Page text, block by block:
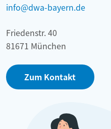
info@dwa-bayern.de
Friedenstr. 40
81671 München
Zum Kontakt